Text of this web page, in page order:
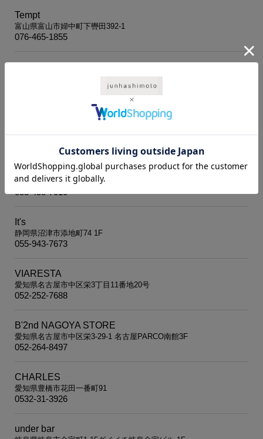
Tempt
富山県富山市婦中町下轡田392-1
076-465-1855
laid-back
静岡県浜松市中区神明町223-37
053-458-7010
It's
静岡県沼津市添地町74 1F
055-943-7673
VIARESTA
愛知県名古屋市中区栄3丁目11番地20号
052-252-7688
B'2nd NAGOYA STORE
愛知県名古屋市中区栄3-29-1 名古屋PARCO南館3F
052-264-8497
CHARLES
愛知県豊橋市花田一番町91
0532-31-3926
under bar